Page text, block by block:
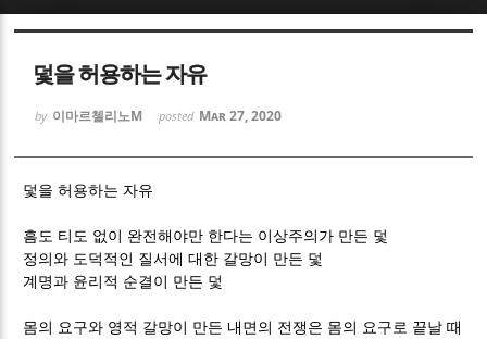
덫을 허용하는 자유
by 이마르첼리노M posted Mar 27, 2020
덫을 허용하는 자유
흠도 티도 없이 완전해야만 한다는 이상주의가 만든 덫
정의와 도덕적인 질서에 대한 갈망이 만든 덫
계명과 윤리적 순결이 만든 덫
몸의 요구와 영적 갈망이 만든 내면의 전쟁은 몸의 요구로 끝날 때
Sketchbook5, 스케치북5
Sketchbook5, 스케치북5
Sketchbook5, 스케치북5
Sketchbook5, 스케치북5